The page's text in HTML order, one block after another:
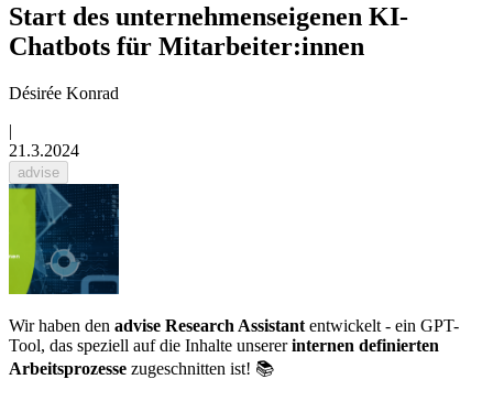
Start des unternehmenseigenen KI-
Chatbots für Mitarbeiter:innen
Désirée Konrad
|
21.3.2024
advise
Wir haben den advise Research Assistant entwickelt - ein GPT-
Tool, das speziell auf die Inhalte unsererinternen definierten
Arbeitsprozesse zugeschnitten ist! 📚